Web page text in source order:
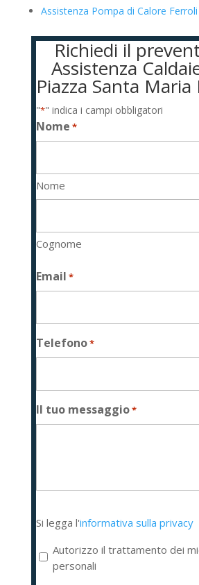
Assistenza Pompa di Calore Ferroli
Richiedi il
Assistenza
Piazza Santa
"*" indica i campi obbligatori
Nome *
Nome
Cognome
Email *
Telefono*
Il tuo messaggio*
legga
l'informativa
sulla
privacy
Si legga l'informativa sulla privacy
Autorizzo il trattamento dei
personali